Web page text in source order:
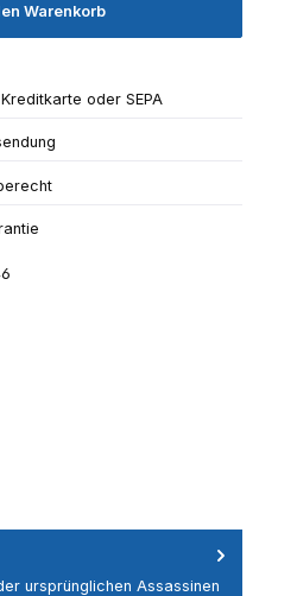
Warenkorb
oder SEPA
ursprünglichen Assassinen